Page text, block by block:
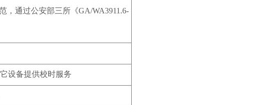
，通过公安部三所《GA/WA3911.6-
设备提供校时服务